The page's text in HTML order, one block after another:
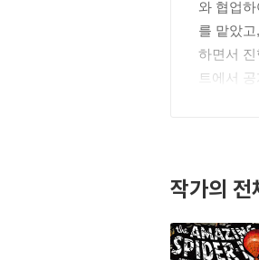
와 협업
를 맡았
하면서
트에서
작가의 전